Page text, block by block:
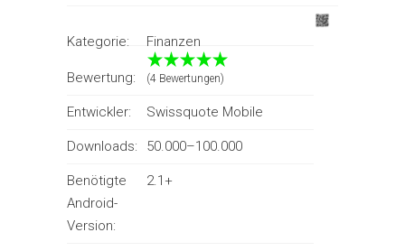
Kategorie: Finanzen
Bewertung: (4 Bewertungen)
Entwickler: Swissquote Mobile
Downloads: 50.000–100.000
Benötigte
Android-
Version:
2.1+